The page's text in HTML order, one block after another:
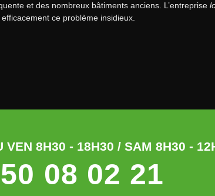
et des nombreux bâtiments anciens. L’entreprise
ce problème insidieux.
VEN 8H30 - 18H30 / SAM 8H30 -
08 02 21